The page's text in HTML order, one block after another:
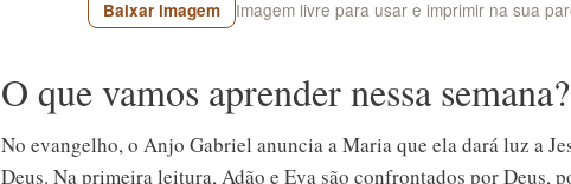
Baixar imagem Imagem livre para usar e imprimir na sua
O que vamos aprender nessa semana?
No evangelho, o Anjo Gabriel anuncia a Maria que ela dará luz a
Deus. Na primeira leitura, Adão e Eva são confrontados por Deus,